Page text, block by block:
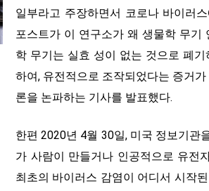
일부라고 주장하면서 코로나 바이러
포스트가 이 연구소가 왜 생물학 무기
학 무기는 실효 성이 없는 것으로 폐
하여, 유전적으로 조작되었다는 증거
론을 논파하는 기사를 발표했다.
한편 2020년 4월 30일, 미국 정보기관
가 사람이 만들거나 인공적으로 유전
최초의 바이러스 감염이 어디서 시작